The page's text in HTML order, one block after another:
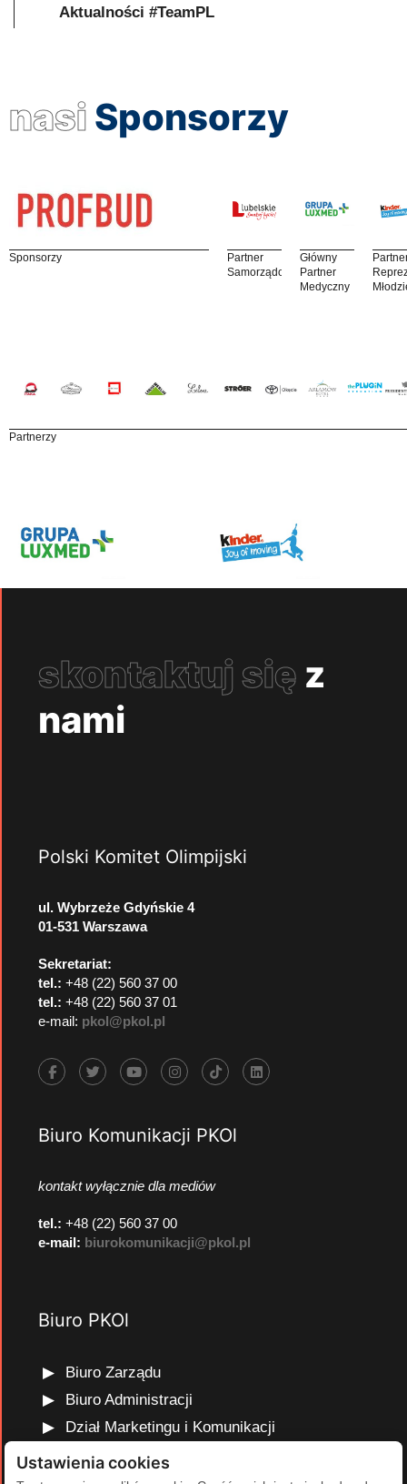
Aktualności #TeamPL
nasi Sponsorzy
Sponsorzy
Partner
Samorządowy
Główny
Partner
Medyczny
Partnerzy
skontaktuj się z
nami
Polski Komitet Olimpijski
ul. Wybrzeże Gdyńskie 4
01-531 Warszawa
Sekretariat:
tel.: +48 (22) 560 37 00
tel.: +48 (22) 560 37 01
e-mail: pkol@pkol.pl
Biuro Komunikacji PKOl
kontakt wyłącznie dla mediów
tel.: +48 (22) 560 37 00
e-mail: biurokomunikacji@pkol.pl
Biuro PKOl
Biuro Zarządu
Biuro Administracji
Dział Marketingu i Komunikacji
Dział Edukacji Olimpijskiej
Ustawienia cookies